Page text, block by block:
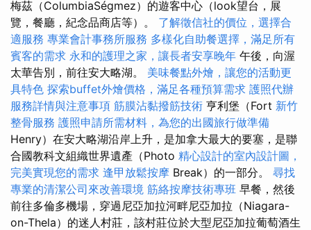
梅茲（ColumbiaSégmez）的遊客中心（look望台，展
覽，餐廳，紀念品商店等）。 了解徵信社的價位，選擇合
適服務 專業會計事務所服務 多樣化自助餐選擇，滿足所有
賓客的需求 永和的護理之家，讓長者安享晚年 午後，向渥
太華告別，前往安大略湖。 美味餐點外燴，讓您的活動更
具特色 探索buffet外燴價格，滿足各種預算需求 護照代辦
服務詳情與注意事項 筋膜沾黏撥筋技術 亨利堡（Fort 新竹
整骨服務 護照申請所需材料，為您的出國旅行做準備
Henry）在安大略湖沿岸上升，是加拿大最大的要塞，是聯
合國教科文組織世界遺產（Photo 精心設計的室內設計圖，
完美實現您的需求 逢甲放鬆按摩 Break）的一部分。 尋找
專業的清潔公司來改善環境 筋絡按摩技術專班 早餐，然後
前往多倫多機場，穿過尼亞加拉河畔尼亞加拉（Niagara-
on-Thela）的迷人村莊，該村莊位於大型尼亞加拉葡萄酒生